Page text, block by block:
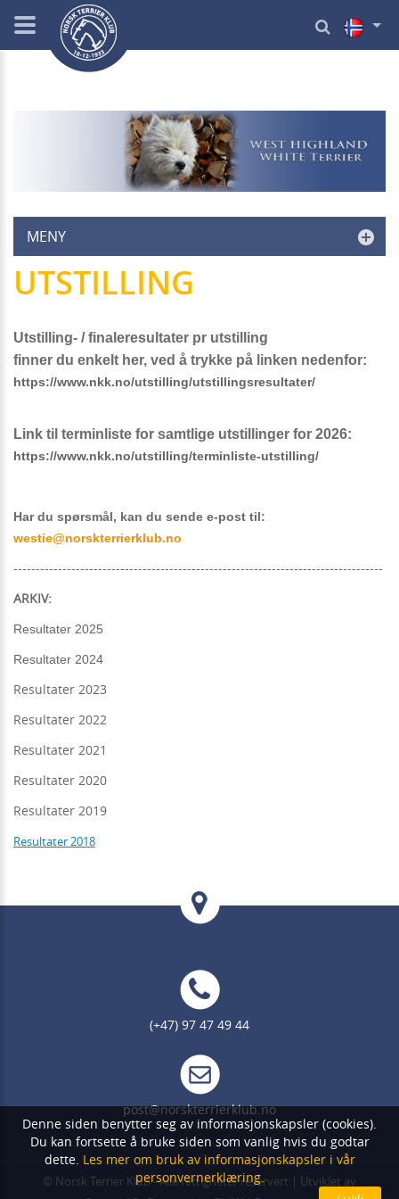
MENY
UTSTILLING
Utstilling- / finaleresultater pr utstilling
finner du enkelt her, ved å trykke på linken nedenfor:
https://www.nkk.no/utstilling/utstillingsresultater/
Link til terminliste for samtlige utstillinger for 2026:
https://www.nkk.no/utstilling/terminliste-utstilling/
Har du spørsmål, kan du sende e-post til:
westie@norskterrierklub.no
-----------------------------------------------------------------------------------
ARKIV:
Resultater 2025
Resultater 2024
Resultater 2023
Resultater 2022
Resultater 2021
Resultater 2020
Resultater 2019
Resultater 2018
(+47) 97 47 49 44
post@norskterrierklub.no
© Norsk Terrier Klub- Alle rettigheter reservert | Utviklet av
Denne siden benytter seg av informasjonskapsler (cookies).
Du kan fortsette å bruke siden som vanlig hvis du godtar
dette. Les mer om bruk av informasjonskapsler i vår
personvernerklæring.